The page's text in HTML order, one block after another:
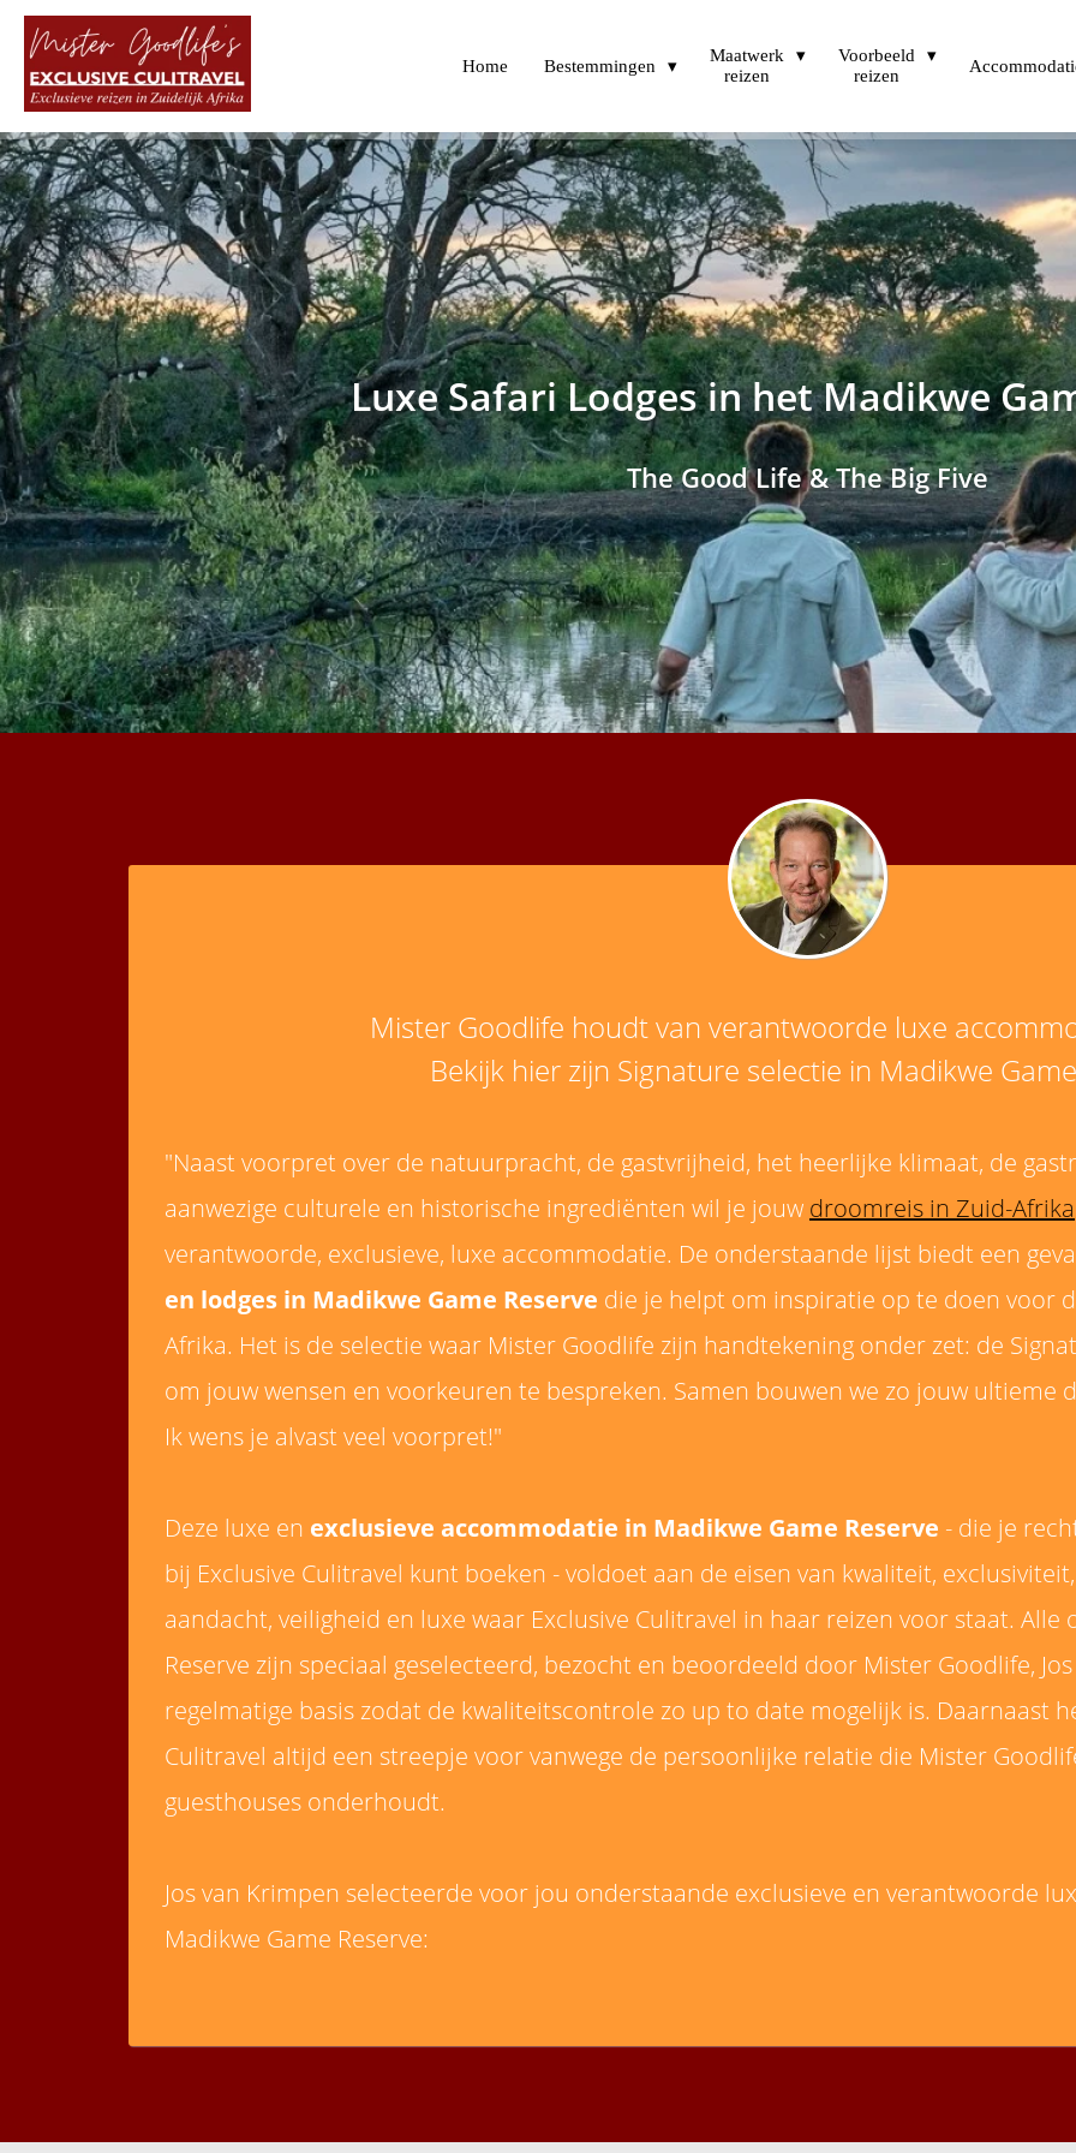
Home Bestemmingen
Maatwerk
reizen
Voorbeeld
reizen
Luxe Safari Lodges in het Madikwe
The Good Life & The Big Five
Mister Goodlife houdt van verantwoorde luxe
Bekijk hier zijn Signature selectie in Madikwe
"Naast voorpret over de natuurpracht, de gastvrijheid, het heerlijke klimaat, de
aanwezige culturele en historische ingrediënten wil je jouw droomreis in Zuid-Afrika
verantwoorde, exclusieve, luxe accommodatie. De onderstaande lijst biedt een
en lodges in Madikwe Game Reserve die je helpt om inspiratie op te doen voor
Afrika. Het is de selectie waar Mister Goodlife zijn handtekening onder zet: de
om jouw wensen en voorkeuren te bespreken. Samen bouwen we zo jouw
Ik wens je alvast veel voorpret!"
Deze luxe en exclusieve accommodatie in Madikwe Game Reserve - die je
bij Exclusive Culitravel kunt boeken - voldoet aan de eisen van kwaliteit,
aandacht, veiligheid en luxe waar Exclusive Culitravel in haar reizen voor staat.
Reserve zijn speciaal geselecteerd, bezocht en beoordeeld door Mister Goodlife,
regelmatige basis zodat de kwaliteitscontrole zo up to date mogelijk is. Daarnaast
Culitravel altijd een streepje voor vanwege de persoonlijke relatie die Mister
guesthouses onderhoudt.
Jos van Krimpen selecteerde voor jou onderstaande exclusieve en verantwoorde
Madikwe Game Reserve: